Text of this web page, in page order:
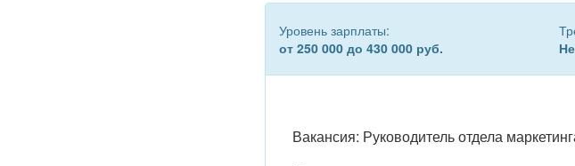
Уровень зарплаты:
от 250 000 до 430 000 руб.
Вакансия: Руководитель отдела